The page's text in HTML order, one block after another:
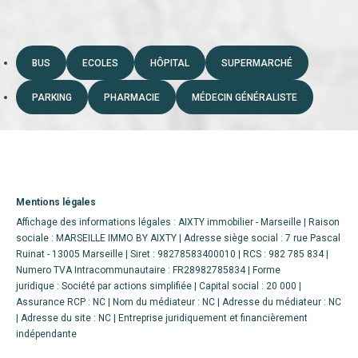
BUS ECOLES HÔPITAL SUPERMARCHÉ
PARKING PHARMACIE MÉDECIN GÉNÉRALISTE
Mentions légales
Affichage des informations légales : AIXTY immobilier - Marseille | Raison
sociale : MARSEILLE IMMO BY AIXTY | Adresse siège social : 7 rue Pascal
Ruinat - 13005 Marseille | Siret : 98278583400010 | RCS : 982 785 834 |
Numero TVA Intracommunautaire : FR28982785834 | Forme
juridique : Société par actions simplifiée | Capital social : 20 000 |
Assurance RCP : NC | Nom du médiateur : NC | Adresse du médiateur : NC
| Adresse du site : NC |
Entreprise juridiquement et financièrement
indépendante